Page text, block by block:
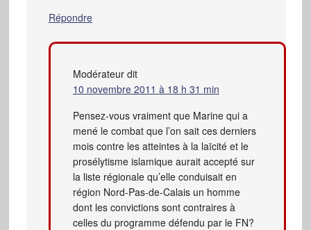
Répondre
Modérateur dit
10 novembre 2011 à 18 h 31 min
Pensez-vous vraiment que Marine qui a
mené le combat que l’on sait ces derniers
mois contre les atteintes à la laïcité et le
prosélytisme islamique aurait accepté sur
la liste régionale qu’elle conduisait en
région Nord-Pas-de-Calais un homme
dont les convictions sont contraires à
celles du programme défendu par le FN?